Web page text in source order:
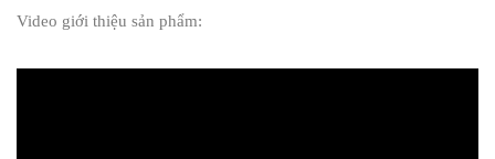
Video giới thiệu sản phẩm: